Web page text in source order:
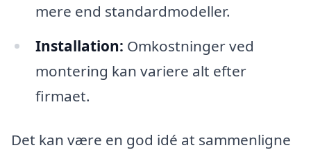
mere end standardmodeller.
Installation: Omkostninger ved
montering kan variere alt efter
firmaet.
Det kan være en god idé at sammenligne